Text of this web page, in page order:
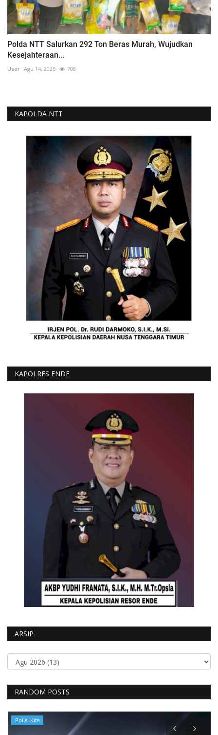
Polda NTT Salurkan 292 Ton Beras Murah, Wujudkan
Kesejahteraan...
User Agu 14, 2025 708
KAPOLDA NTT
KAPOLRES ENDE
ARSIP
RANDOM POSTS
Polisi Kita